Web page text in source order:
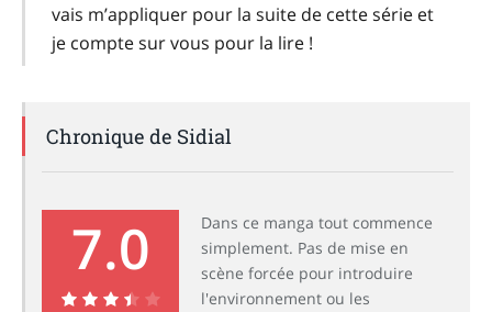
vais m’appliquer pour la suite de cette série et
je compte sur vous pour la lire !
Chronique de Sidial
7.0
Dans ce manga tout commence
simplement. Pas de mise en
scène forcée pour introduire
l'environnement ou les